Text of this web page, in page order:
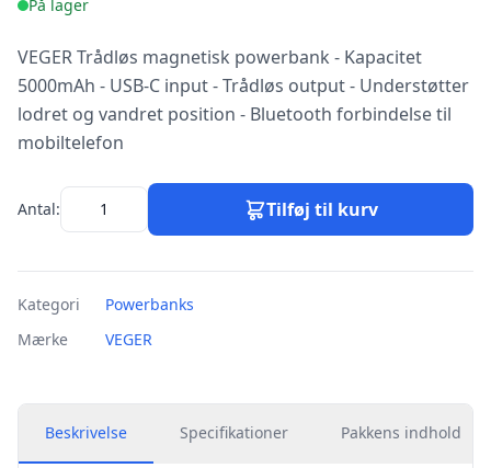
På lager
VEGER Trådløs magnetisk powerbank - Kapacitet
5000mAh - USB-C input - Trådløs output - Understøtter
lodret og vandret position - Bluetooth forbindelse til
mobiltelefon
Antal: Tilføj til kurv
Kategori
Powerbanks
Mærke
VEGER
Beskrivelse Specifikationer Pakkens indhold